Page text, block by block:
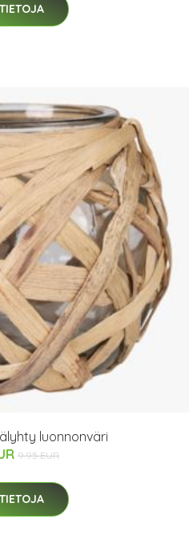
luonnonväri
9.95 EUR